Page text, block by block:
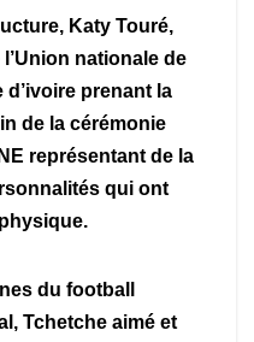
Katy Touré,
nationale de
d’ivoire prenant la
de la cérémonie
représentant de la
qui ont
du football
Tchetche aimé et